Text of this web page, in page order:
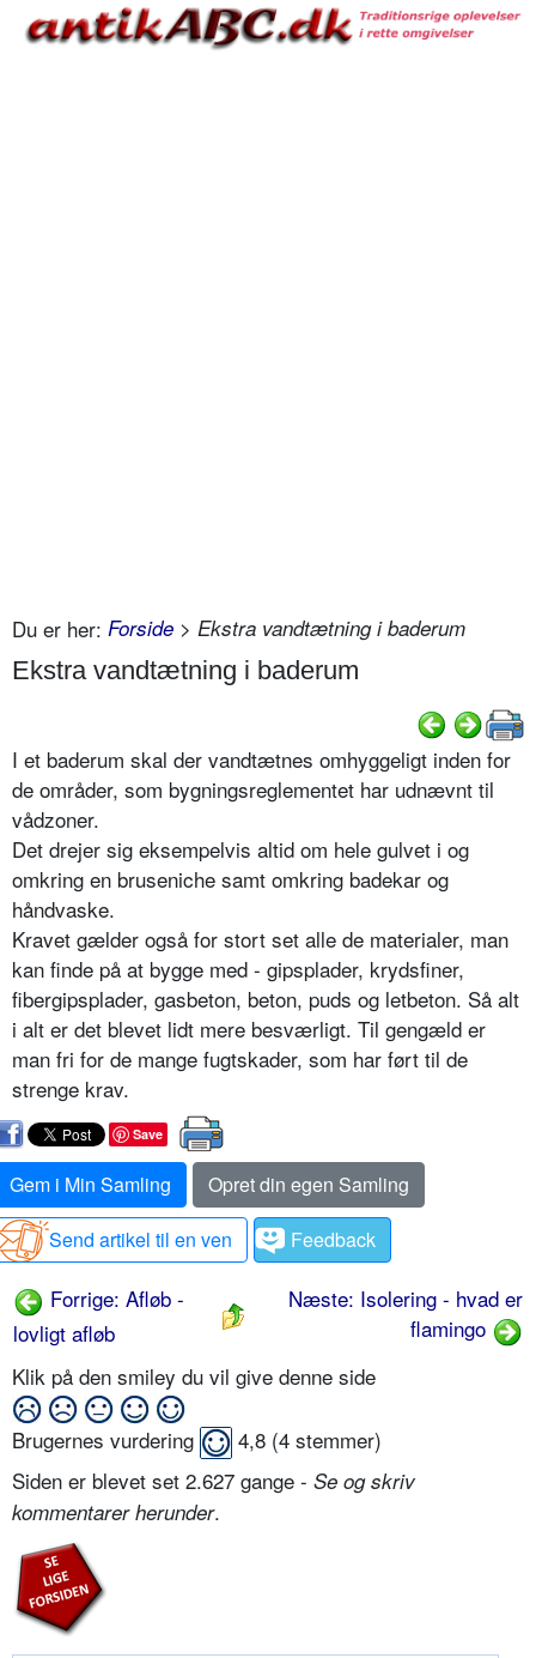
Du er her: Forside > Ekstra vandtætning i baderum
Ekstra vandtætning i baderum
I et baderum skal der vandtætnes omhyggeligt inden for
de områder, som bygningsreglementet har udnævnt til
vådzoner.
Det drejer sig eksempelvis altid om hele gulvet i og
omkring en bruseniche samt omkring badekar og
håndvaske.
Kravet gælder også for stort set alle de materialer, man
kan finde på at bygge med - gipsplader, krydsfiner,
fibergipsplader, gasbeton, beton, puds og letbeton. Så alt
i alt er det blevet lidt mere besværligt. Til gengæld er
man fri for de mange fugtskader, som har ført til de
strenge krav.
Save
Gem i Min Samling
Opret din egen Samling
Send artikel til en ven
Feedback
Forrige: Afløb -
lovligt afløb
Næste: Isolering - hvad er
flamingo
Klik på den smiley du vil give denne side
Brugernes vurdering 4,8 (4 stemmer)
Siden er blevet set 2.627 gange - Se og skriv
kommentarer herunder.